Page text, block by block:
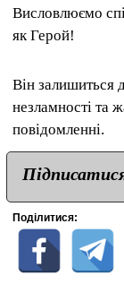
Висловлюємо
як Герой!
Він залишиться
незламності та
повідомленні.
Поділитися: